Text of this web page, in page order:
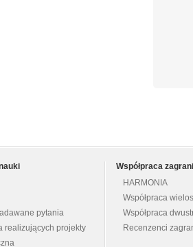
pytania
realizujących projekty
Współpraca
HARMONIA
Współpraca
Współpraca
Recenzenci